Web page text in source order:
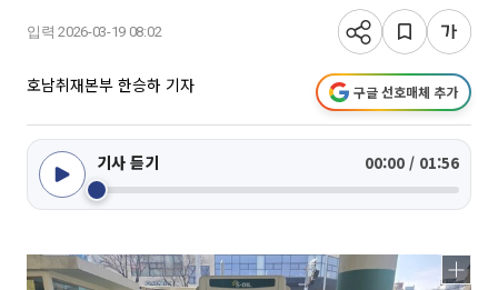
입력 2026-03-19 08:02
호남취재본부 한승하 기자 구글 선호매체 추가
기사 듣기 00:00 / 01:56